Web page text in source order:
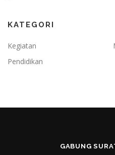
KATEGORI
Kegiatan
Pendidikan
GABUNG